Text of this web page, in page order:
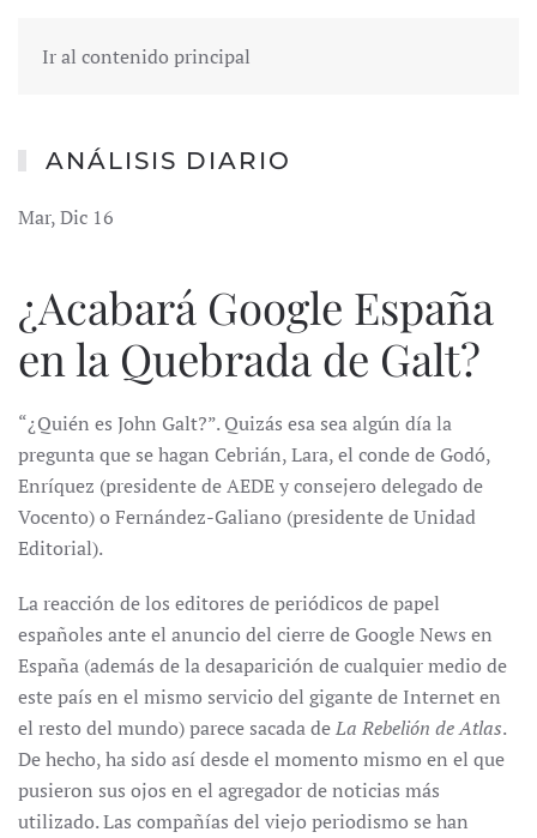
Ir al contenido principal
ANÁLISIS DIARIO
Mar, Dic 16
¿Acabará Google España
en la Quebrada de Galt?
“¿Quién es John Galt?”. Quizás esa sea algún día la
pregunta que se hagan Cebrián, Lara, el conde de Godó,
Enríquez (presidente de AEDE y consejero delegado de
Vocento) o Fernández-Galiano (presidente de Unidad
Editorial).
La reacción de los editores de periódicos de papel
españoles ante el anuncio del cierre de Google News en
España (además de la desaparición de cualquier medio de
este país en el mismo servicio del gigante de Internet en
el resto del mundo) parece sacada deLa Rebelión de Atlas.
De hecho, ha sido así desde el momento mismo en el que
pusieron sus ojos en el agregador de noticias más
utilizado. Las compañías del viejo periodismo se han